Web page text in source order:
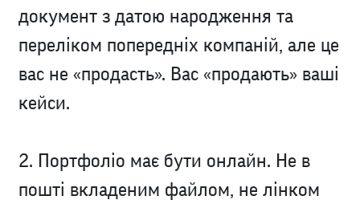
документ з датою народження та
переліком попередніх компаній, але це
вас не «продасть». Вас «продають» ваші
кейси.
2. Портфоліо має бути онлайн. Не в
пошті вкладеним файлом, не лінком